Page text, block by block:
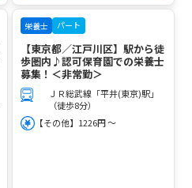
栄養士 パート
【東京都／江戸川区】駅から徒
歩圏内♪認可保育園での栄養士
募集！＜非常勤＞
ＪＲ総武線「平井(東京)駅」
（徒歩8分）
【その他】1226円 ～